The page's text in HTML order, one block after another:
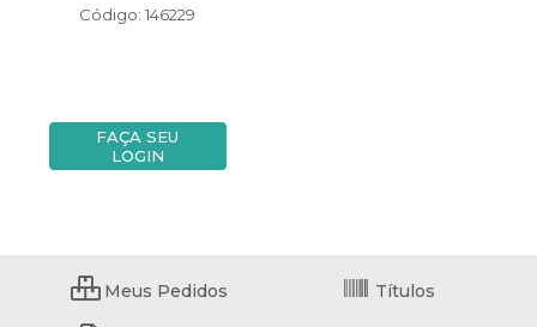
Código: 146229
FAÇA SEU
LOGIN
Meus Pedidos Títulos